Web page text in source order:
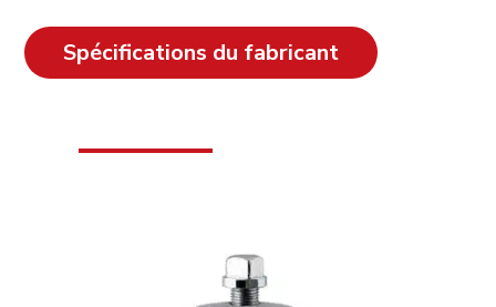
Spécifications du fabricant